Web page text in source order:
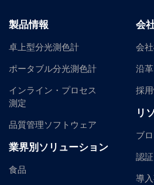
製品情報
卓上型分光測色計
ポータブル分光測色計
インライン・プロセス
測定
品質管理ソフトウェア
業界別ソリューション
食品
会
会
沿革
採
リ
ブ
認
導